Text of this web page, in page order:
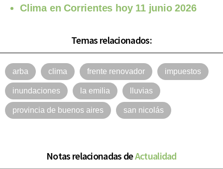
Clima en Corrientes hoy 11 junio 2026
Temas relacionados:
arba clima frente renovador impuestos
inundaciones la emilia lluvias
provincia de buenos aires san nicolás
Notas relacionadas deActualidad